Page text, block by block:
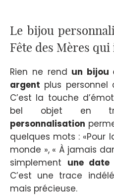
Le bijou
Fête des Mères qui
Rien ne rend un bijou
argent plus personnel
C’est la touche
bel objet en
personnalisation
quelques mots : «Pour
monde », « À jamais
simplement une date
C’est une trace
mais précieuse.